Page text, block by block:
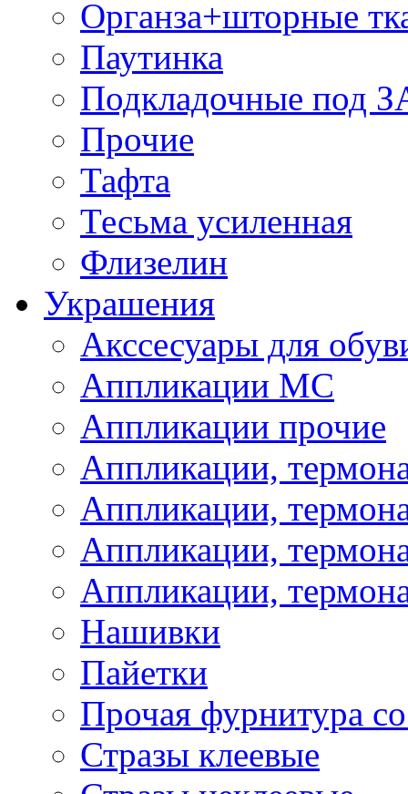
Органза+шторные
Паутинка
Подкладочные под
Прочие
Тафта
Тесьма усиленная
Флизелин
Украшения
Акссесуары для
Аппликации МС
Аппликации прочие
Аппликации,
Аппликации,
Аппликации,
Аппликации,
Нашивки
Пайетки
Прочая фурнитура
Стразы клеевые